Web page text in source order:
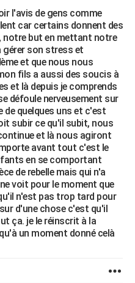
l'avis de gens comme
car certains donnent des
notre but en mettant notre
gérer son stress et
et que nous nous
fils a aussi des soucis à
et là depuis je comprends
défoule nerveusement sur
de quelques uns et c'est
subir ce qu'il subit, nous
et là nous agiront
avant tout c'est le
en se comportant
de rebelle mais qui n'a
voit pour le moment que
n'est pas trop tard pour
d'une chose c'est qu'il
ça. je le réinscrit à la
un moment donné celà